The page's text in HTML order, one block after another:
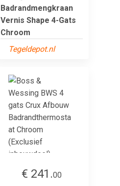
Badrandmengkraan
Vernis Shape 4-Gats
Chroom
Tegeldepot.nl
€ 241.00